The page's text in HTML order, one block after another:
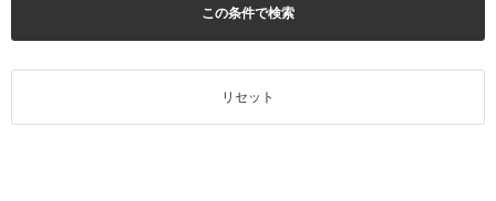
この条件で検索
リセット